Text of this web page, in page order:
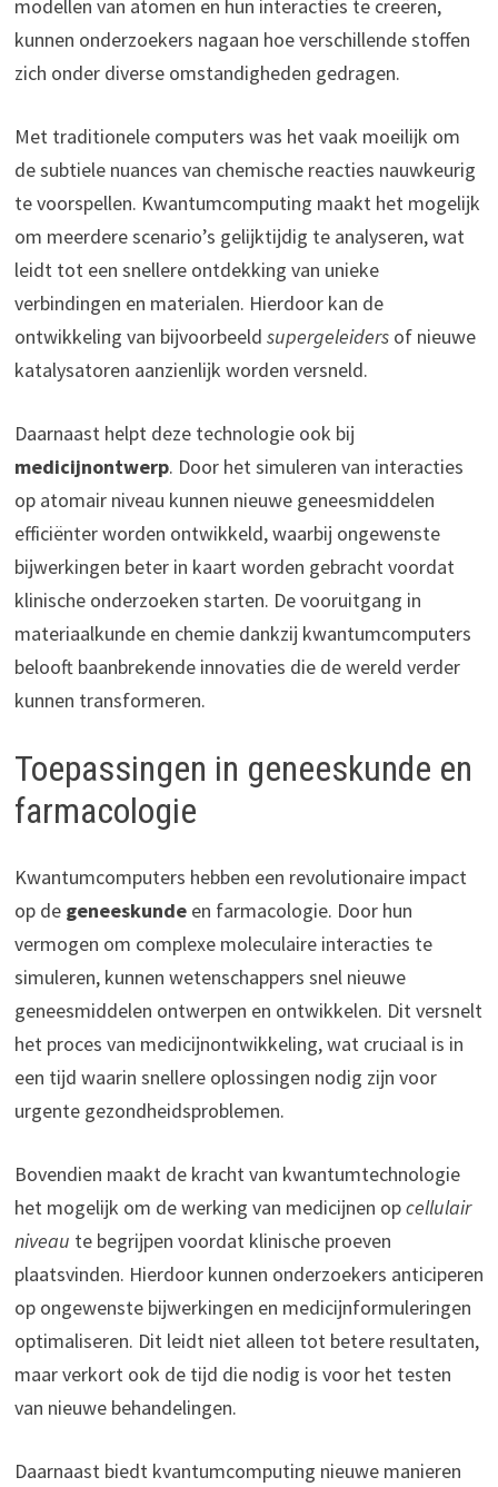
modellen van atomen en hun interacties te creëren,
kunnen onderzoekers nagaan hoe verschillende stoffen
zich onder diverse omstandigheden gedragen.
Met traditionele computers was het vaak moeilijk om
de subtiele nuances van chemische reacties nauwkeurig
te voorspellen. Kwantumcomputing maakt het mogelijk
om meerdere scenario’s gelijktijdig te analyseren, wat
leidt tot een snellere ontdekking van unieke
verbindingen en materialen. Hierdoor kan de
ontwikkeling van bijvoorbeeld supergeleidersof nieuwe
katalysatoren aanzienlijk worden versneld.
Daarnaast helpt deze technologie ook bij
medicijnontwerp. Door het simuleren van interacties
op atomair niveau kunnen nieuwe geneesmiddelen
efficiënter worden ontwikkeld, waarbij ongewenste
bijwerkingen beter in kaart worden gebracht voordat
klinische onderzoeken starten. De vooruitgang in
materiaalkunde en chemie dankzij kwantumcomputers
belooft baanbrekende innovaties die de wereld verder
kunnen transformeren.
Toepassingen in geneeskunde en
farmacologie
Kwantumcomputers hebben een revolutionaire impact
op de geneeskundeen farmacologie. Door hun
vermogen om complexe moleculaire interacties te
simuleren, kunnen wetenschappers snel nieuwe
geneesmiddelen ontwerpen en ontwikkelen. Dit versnelt
het proces van medicijnontwikkeling, wat cruciaal is in
een tijd waarin snellere oplossingen nodig zijn voor
urgente gezondheidsproblemen.
Bovendien maakt de kracht van kwantumtechnologie
het mogelijk om de werking van medicijnen opcellulair
niveau te begrijpen voordat klinische proeven
plaatsvinden. Hierdoor kunnen onderzoekers anticiperen
op ongewenste bijwerkingen en medicijnformuleringen
optimaliseren. Dit leidt niet alleen tot betere resultaten,
maar verkort ook de tijd die nodig is voor het testen
van nieuwe behandelingen.
Daarnaast biedt kvantumcomputing nieuwe manieren